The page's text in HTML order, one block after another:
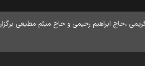
،حاج ابراهیم رحیمی و حاج میثم مطیعی برگزار